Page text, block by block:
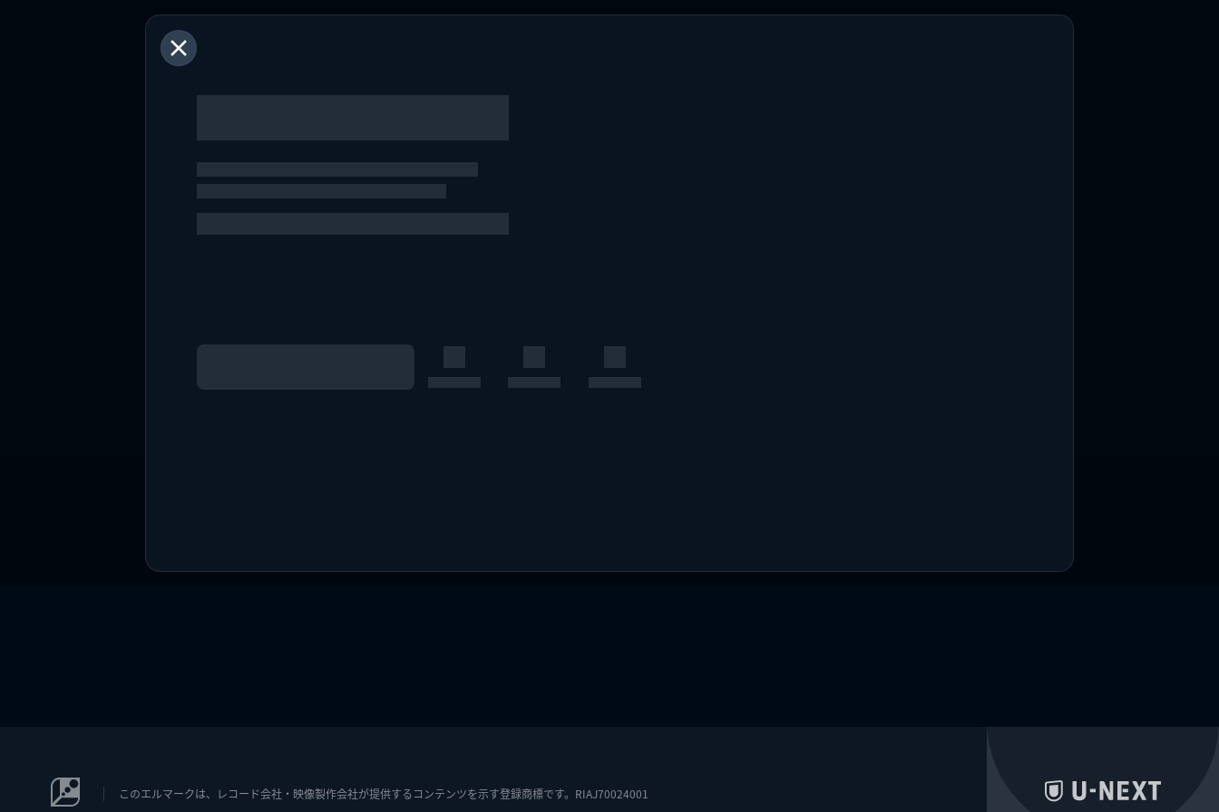
このエルマークは、レコード会社・映像製作会社が提供するコンテンツを示す登録商標です。RIAJ70024001